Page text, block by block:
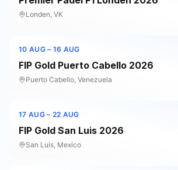
Londen, VK
10 AUG– 16 AUG
FIP Gold Puerto Cabello 2026
Puerto Cabello, Venezuela
17 AUG– 22 AUG
FIP Gold San Luis 2026
San Luis, Mexico